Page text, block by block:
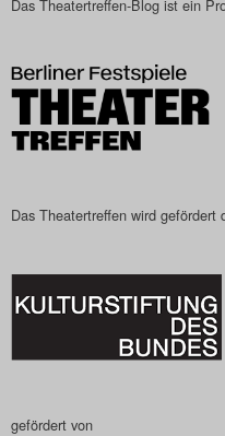
Das
Das
Das
Das Theatertreffen-Blog ist ein
Das Theatertreffen wird gefördert
gefördert von